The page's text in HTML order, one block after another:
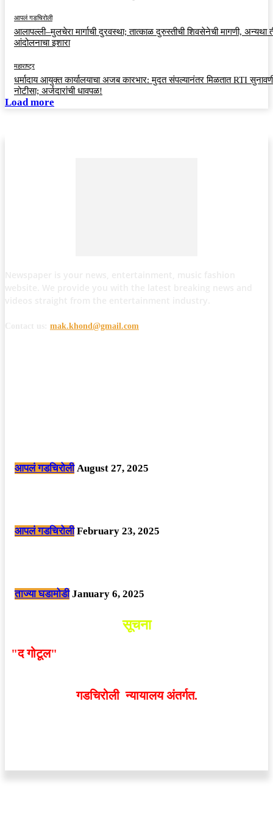
आपलं गडचिरोली
आलापल्ली–मुलचेरा मार्गाची दुरवस्था; तात्काळ दुरुस्तीची शिवसेनेची मागणी, अन्यथा
आंदोलनाचा इशारा
महाराष्ट्र
धर्मादाय आयुक्त कार्यालयाचा अजब कारभार: मुदत संपल्यानंतर मिळतात RTI
नोटीसा; अर्जदारांची धावपळ!
Load more
mak.khond@gmail.com
आपलं गडचिरोली August 27, 2025
आपलं गडचिरोली February 23, 2025
ताज्या घडामोडी January 6, 2025
सूचना
"द गोटूल"
गडचिरोली न्यायालय अंतर्गत.